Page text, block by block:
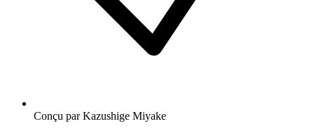
Conçu par Kazushige Miyake